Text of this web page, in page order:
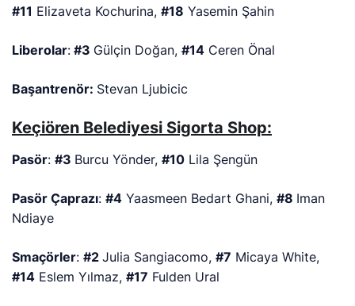
#11 Elizaveta Kochurina,#18 Yasemin Şahin
Liberolar: #3 Gülçin Doğan,#14 Ceren Önal
Başantrenör: Stevan Ljubicic
Keçiören Belediyesi Sigorta Shop:
Pasör:#3 Burcu Yönder,#10 Lila Şengün
Pasör Çaprazı:#4 Yaasmeen Bedart Ghani,#8 Iman
Ndiaye
Smaçörler:#2Julia Sangiacomo,#7 Micaya White,
#14 Eslem Yılmaz,#17 Fulden Ural